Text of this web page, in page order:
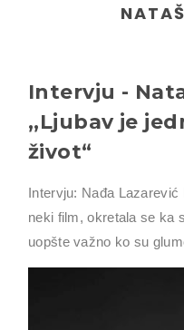
Intervju -
,,Ljubav je
život“
Intervju: Nađa Lazarević
neki film, okretala se ka
uopšte važno ko su